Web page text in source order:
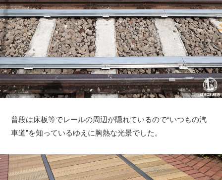
普段は床板等でレールの周辺が隠れているので“いつもの汽
車道”を知っているゆえに胸熱な光景でした。